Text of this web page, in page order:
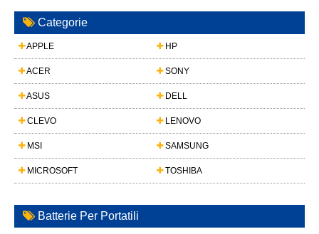
Categorie
APPLE HP
ACER SONY
ASUS DELL
CLEVO LENOVO
MSI SAMSUNG
MICROSOFT TOSHIBA
Batterie Per Portatili